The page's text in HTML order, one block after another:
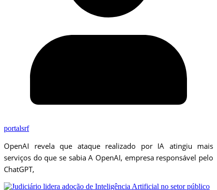
portalsrf
OpenAI revela que ataque realizado por IA atingiu mais
serviços do que se sabia A OpenAI, empresa responsável pelo
ChatGPT,